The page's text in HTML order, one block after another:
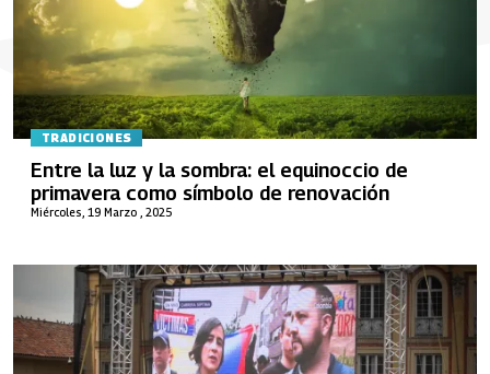
TRADICIONES
Miércoles, 19 Marzo , 2025
Entre la luz y la sombra: el equinoccio de
primavera como símbolo de renovación